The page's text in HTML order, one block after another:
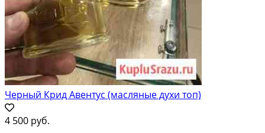
Черный Крид Авентус (масляные духи топ)
4 500 руб.